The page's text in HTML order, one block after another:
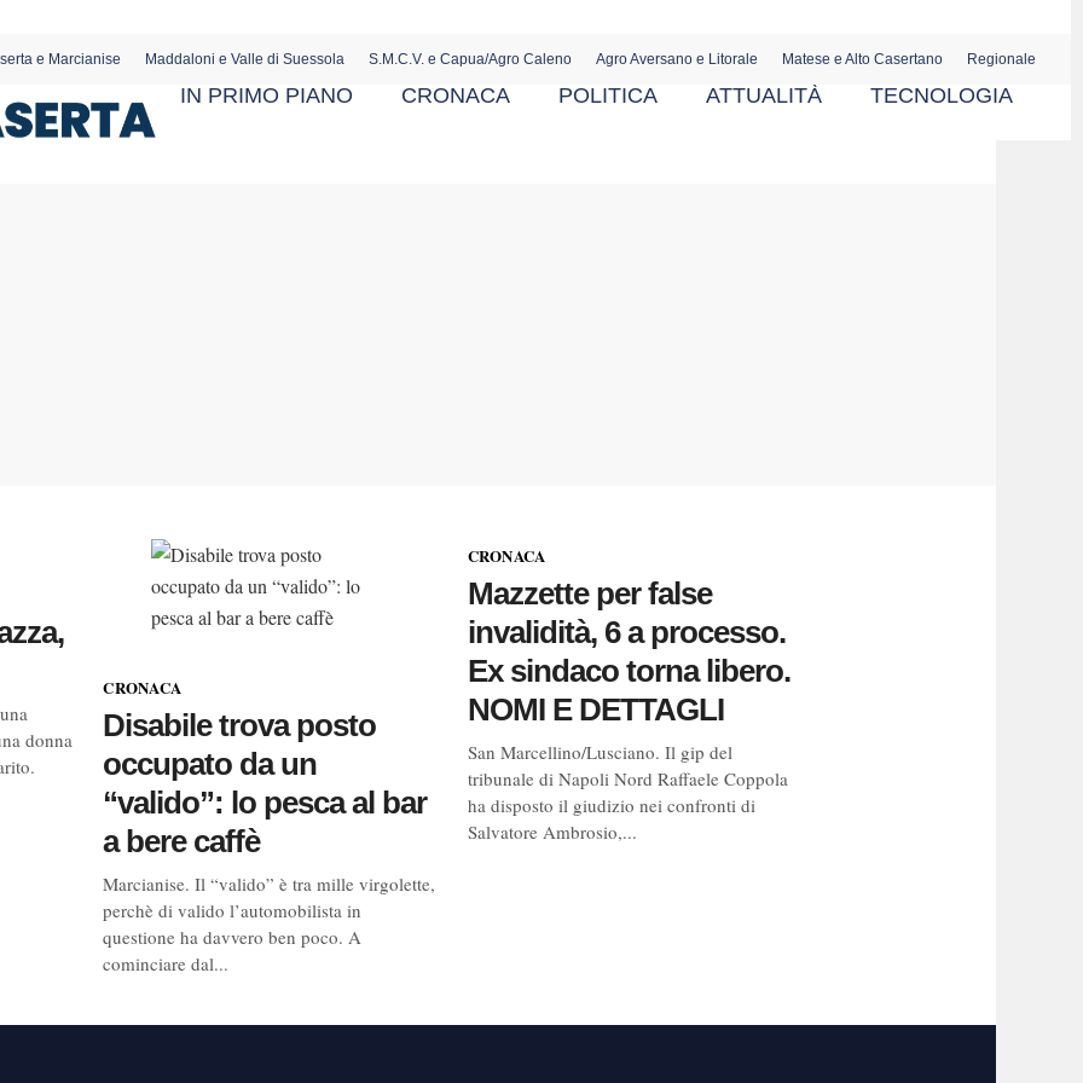
e Marcianise Maddaloni e Valle di Suessola S.M.C.V. e Capua/Agro Caleno Agro Aversano e Litorale Matese e Alto Casertano Regionale
IN PRIMO PIANO CRONACA POLITICA ATTUALITÀ TECNOLOGIA
donna
CRONACA
Disabile trova posto
occupato da un
“valido”: lo pesca al bar
a bere caffè
Marcianise. Il “valido” è tra mille virgolette,
perchè di valido l’automobilista in
questione ha davvero ben poco. A
cominciare dal...
CRONACA
Mazzette per false
invalidità, 6 a processo.
Ex sindaco torna libero.
NOMI E DETTAGLI
San Marcellino/Lusciano. Il gip del
tribunale di Napoli Nord Raffaele Coppola
ha disposto il giudizio nei confronti di
Salvatore Ambrosio,...